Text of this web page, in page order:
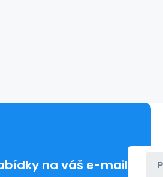
na váš e-mail